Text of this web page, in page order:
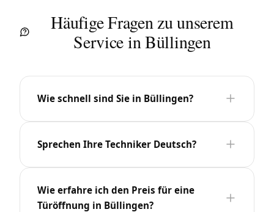
Häufige Fragen zu unserem
Service in Büllingen
Wie schnell sind Sie in Büllingen?
Sprechen Ihre Techniker Deutsch?
Wie erfahre ich den Preis für eine
Türöffnung in Büllingen?